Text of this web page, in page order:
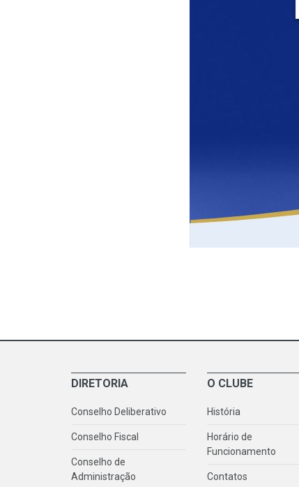
DIRETORIA
Conselho Deliberativo
Conselho Fiscal
Conselho de
Administração
O CLUBE
História
Horário de
Funcionamento
Contatos